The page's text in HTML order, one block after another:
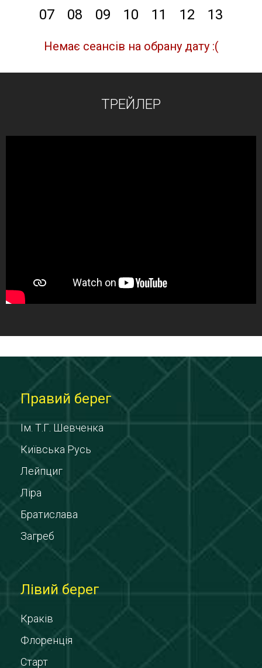
07
08 09 10 11 12 13
Немає сеансів на обрану дату :(
ТРЕЙЛЕР
Правий берег
Ім. Т.Г. Шевченка
Київська Русь
Лейпциг
Ліра
Братислава
Загреб
Лівий берег
Краків
Флоренція
Старт